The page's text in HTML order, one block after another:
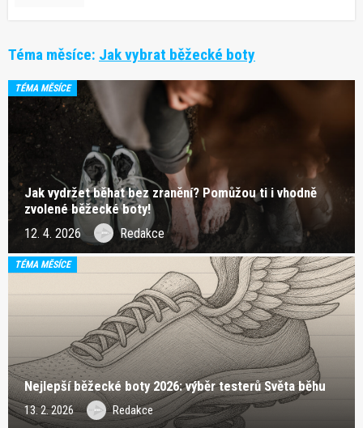
Téma měsíce: Jak vybrat běžecké boty
TÉMA MĚSÍCE
Jak vydržet běhat bez zranění? Pomůžou ti i vhodně
zvolené běžecké boty!
12. 4. 2026 Redakce
TÉMA MĚSÍCE
Nejlepší běžecké boty 2026: výběr testerů Světa běhu
13. 2. 2026 Redakce